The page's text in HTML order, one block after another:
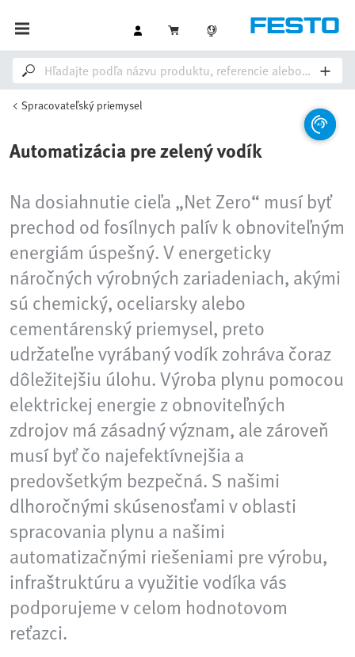
Spracovateľský priemysel
Automatizácia pre zelený vodík
Na dosiahnutie cieľa „Net Zero“ musí byť
prechod od fosílnych palív k obnoviteľným
energiám úspešný. V energeticky
náročných výrobných zariadeniach, akými
sú chemický, oceliarsky alebo
cementárenský priemysel, preto
udržateľne vyrábaný vodík zohráva čoraz
dôležitejšiu úlohu. Výroba plynu pomocou
elektrickej energie z obnoviteľných
zdrojov má zásadný význam, ale zároveň
musí byť čo najefektívnejšia a
predovšetkým bezpečná. S našimi
dlhoročnými skúsenosťami v oblasti
spracovania plynu a našimi
automatizačnými riešeniami pre výrobu,
infraštruktúru a využitie vodíka vás
podporujeme v celom hodnotovom
reťazci.